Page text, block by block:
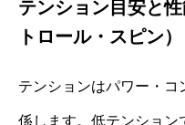
テンション目安と
トロール・スピン）
テンションはパワー・コ
係します。低テンション